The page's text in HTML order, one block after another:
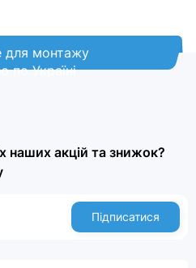
для монтажу
по Україні
наших акцій та знижок?
Підписатися